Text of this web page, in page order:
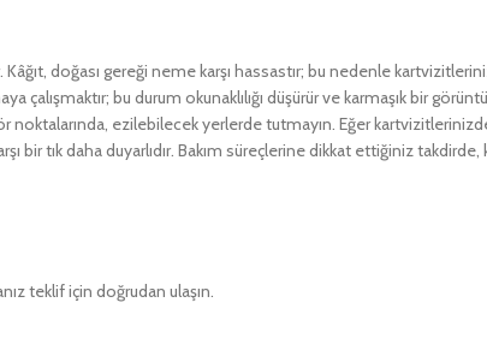
doğası gereği neme karşı hassastır; bu nedenle
bu durum okunaklılığı düşürür ve karmaşık bir
noktalarında, ezilebilecek yerlerde tutmayın. Eğer
tık daha duyarlıdır. Bakım süreçlerine dikkat ettiğiniz
teklif için doğrudan ulaşın.